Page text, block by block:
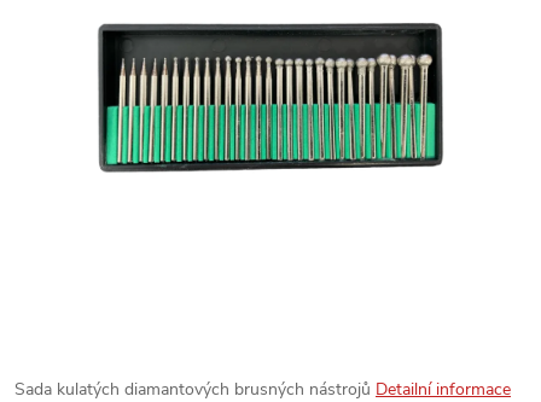
Sada kulatých diamantových brusných nástrojů Detailní informace